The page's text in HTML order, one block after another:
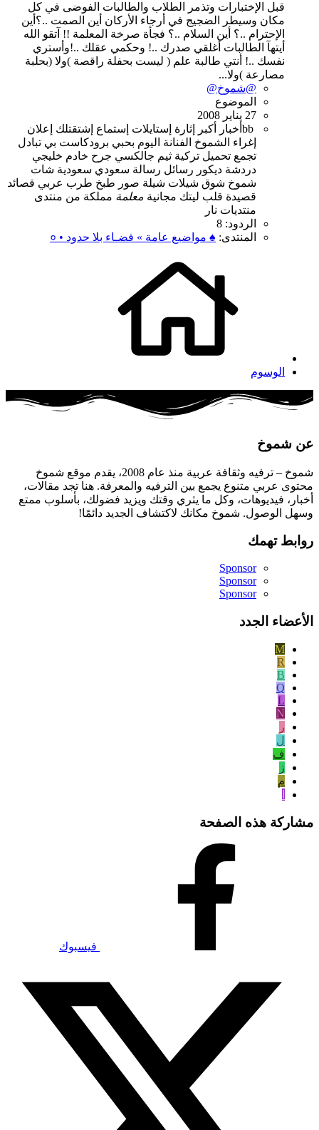
قبل الإختبارات وتذمر الطلاب والطالبات الفوضى في كل
مكان وسيطر الضجيج في أرجاء الأركان أين الصمت ..؟أين
الإحترام ..؟ أين السلام ..؟ فجأة صرخة المعلمة !! آتقو الله
أيتهآ الطالبات أغلقي صدرك ..! وحكمي عقلك ..!وأستري
نفسك ..! أنتي طالبة علم ( ليست بحفلة راقصة )ولا (بحلبة
مصارعة )ولا...
@شموخ@
الموضوع
27 يناير 2008
bb أخبار أكبر إثارة إستايلات إستماع إشتقتلك
إعلان
إغراء الشموخ الفنانة اليوم بحبي برودكاست بي تبادل
تجمع تحميل تركية ثيم جالكسي جرح خادم خليجي
دردشة ديكور رسائل رسالة سعودي سعودية شات
شموخ شوق شيلات شيلة صور طبخ طرب عربي قصائد
قصيدة قلب ليتك مجانية معلمة مملكة من منتدى
منتديات نار
الردود: 8
المنتدى: ♠ مواضيع عامة » فضـاء بلا حدود • ०
الوسوم
عن شموخ
شموخ – ترفيه وثقافة عربية منذ عام 2008، يقدم موقع شموخ
محتوى عربي متنوع يجمع بين الترفيه والمعرفة. هنا تجد مقالات،
أخبار، فيديوهات، وكل ما يثري وقتك ويزيد فضولك، بأسلوب ممتع
وسهل الوصول. شموخ مكانك لاكتشاف الجديد دائمًا!
روابط تهمك
Sponsor
Sponsor
Sponsor
الأعضاء الجدد
M
R
B
Q
L
N
ر
ل
ف
ز
م
مشاركة هذه الصفحة
فيسبوك